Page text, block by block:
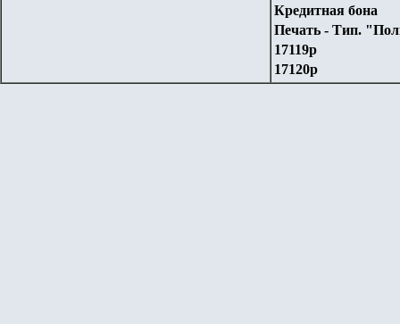
Кредитная бона
Печать - Тип.
17119р
17120р